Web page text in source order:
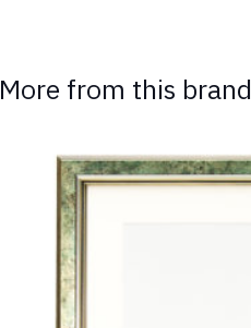
More from this brand